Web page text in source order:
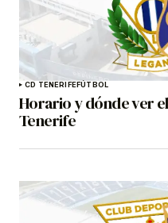
CD TENERIFEFÚTBOL
Horario y dónde ver
Tenerife